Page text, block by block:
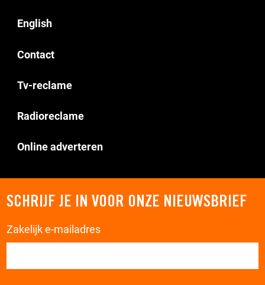
English
Contact
Tv-reclame
Radioreclame
Online adverteren
SCHRIJF JE IN VOOR ONZE NIEUWSBRIEF
Zakelijk e-mailadres